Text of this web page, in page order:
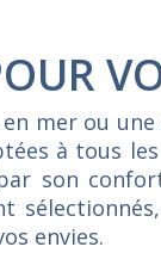
mer ou
à tous
son
envies.